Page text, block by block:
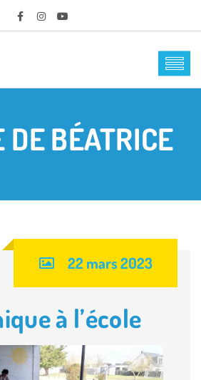
DE BÉATRICE
22 mars 2023
à l’école